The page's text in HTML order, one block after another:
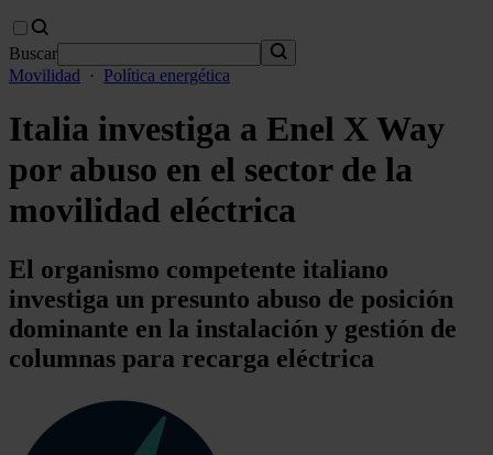
Buscar
Movilidad
· Política energética
Italia investiga a Enel X Way
por abuso en el sector de la
movilidad eléctrica
El organismo competente italiano
investiga un presunto abuso de posición
dominante en la instalación y gestión de
columnas para recarga eléctrica